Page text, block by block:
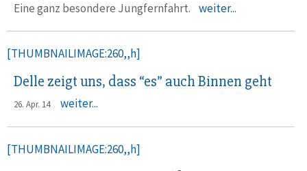
Eine ganz besondere Jungfernfahrt. weiter...
[THUMBNAILIMAGE:260,,h]
Delle zeigt uns, dass “es” auch Binnen geht
26. Apr. 14 weiter...
[THUMBNAILIMAGE:260,,h]